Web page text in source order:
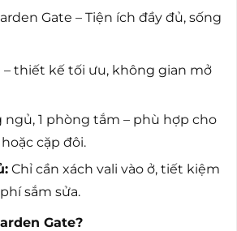
Gate – Tiện ích đầy đủ, sống
– thiết kế tối ưu, không gian mở
ngủ, 1 phòng tắm – phù hợp cho
cặp đôi.
Chỉ cần xách vali vào ở, tiết kiệm
sắm sửa.
Gate?